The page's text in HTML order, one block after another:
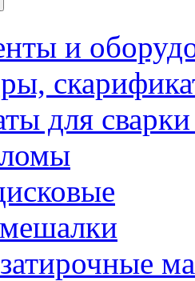
и
для